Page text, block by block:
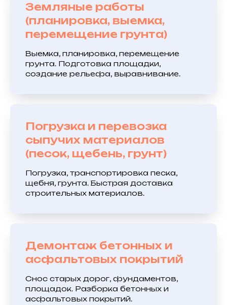
Земляные работы
(планировка, выемка,
перемещение грунта)
Выемка, планировка, перемещение
грунта. Подготовка площадки,
создание рельефа, выравнивание.
Погрузка и перевозка
сыпучих материалов
(песок, щебень, грунт)
Погрузка, транспортировка песка,
щебня, грунта. Быстрая доставка
строительных материалов.
Демонтаж бетонных и
асфальтовых покрытий
Снос старых дорог, фундаментов,
площадок. Разборка бетонных и
асфальтовых покрытий.